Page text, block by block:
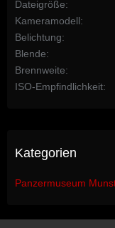
Dateigröße
Kameramodell
Belichtung
Blende
Brennweite
ISO-Empfindlichkeit
Kategorien
Panzermuseum